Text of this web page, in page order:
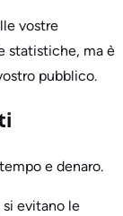
vostre
statistiche, ma è
pubblico.
e denaro.
evitano le